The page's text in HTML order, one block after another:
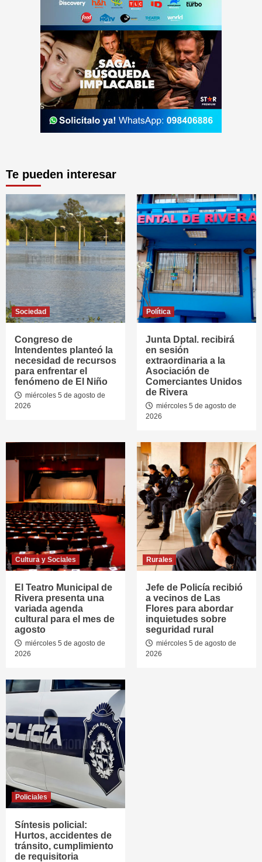
Te pueden interesar
Sociedad
Congreso de
Intendentes planteó la
necesidad de recursos
para enfrentar el
fenómeno de El Niño
miércoles 5 de agosto de
2026
Política
Junta Dptal. recibirá
en sesión
extraordinaria a la
Asociación de
Comerciantes Unidos
de Rivera
miércoles 5 de agosto de
2026
Cultura y Sociales
El Teatro Municipal de
Rivera presenta una
variada agenda
cultural para el mes de
agosto
miércoles 5 de agosto de
2026
Rurales
Jefe de Policía recibió
a vecinos de Las
Flores para abordar
inquietudes sobre
seguridad rural
miércoles 5 de agosto de
2026
Policiales
Síntesis policial:
Hurtos, accidentes de
tránsito, cumplimiento
de requisitoria